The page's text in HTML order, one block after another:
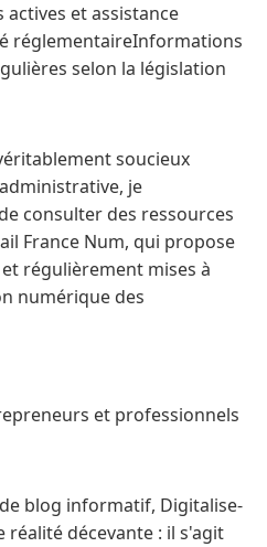
et assistance
réglementaireInformations
selon la législation
soucieux
je
consulter des ressources
France Num, qui propose
régulièrement mises à
numérique des
et professionnels
blog informatif, Digitalise-
décevante : il s'agit